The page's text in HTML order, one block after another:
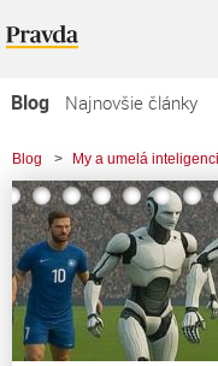
Blog
Najnovšie články
Najčítanejšie články
Najkomentovanejšie
Zoznam blogov
Komerčné blogy
Blog > My a umelá